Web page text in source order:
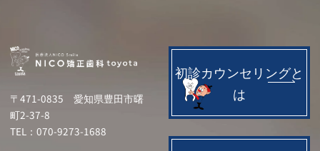
〒471-0835 愛知県豊田市曙
町2-37-8
TEL：070-9273-1688
初診カウンセリングと
は